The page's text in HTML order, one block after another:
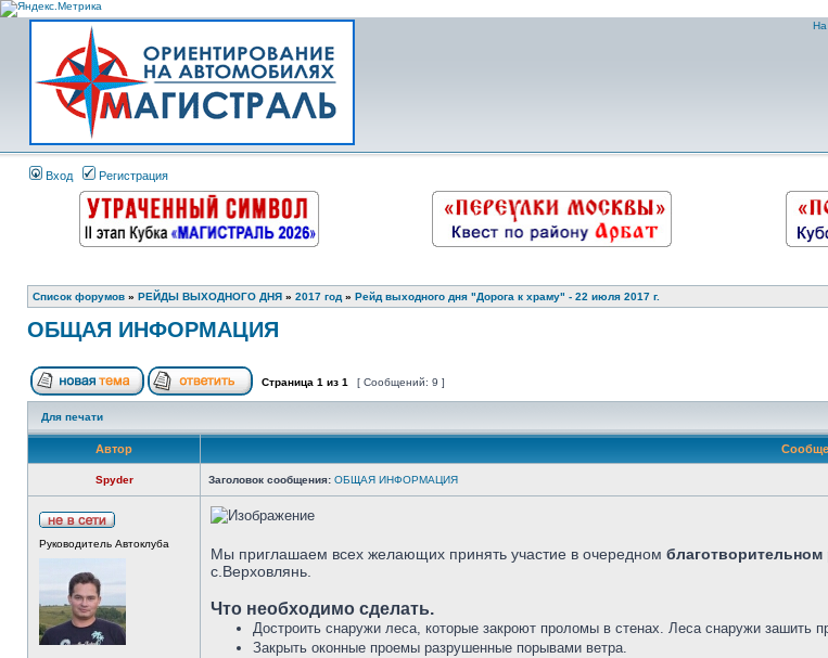
На
Вход Регистрация
Список форумов » РЕЙДЫ ВЫХОДНОГО ДНЯ » 2017 год » Рейд выходного дня "Дорога к храму" - 22 июля 2017 г.
ОБЩАЯ ИНФОРМАЦИЯ
Страница 1 из 1 [ Сообщений: 9 ]
Для печати
Автор
Spyder Заголовок сообщения: ОБЩАЯ ИНФОРМАЦИЯ
Руководитель Автоклуба
Мы приглашаем всех желающих принять участие в очередном
с.Верховлянь.
Что необходимо сделать.
Достроить снаружи леса, которые закроют проломы в стенах. Леса снаружи зашить
Закрыть оконные проемы разрушенные порывами ветра.